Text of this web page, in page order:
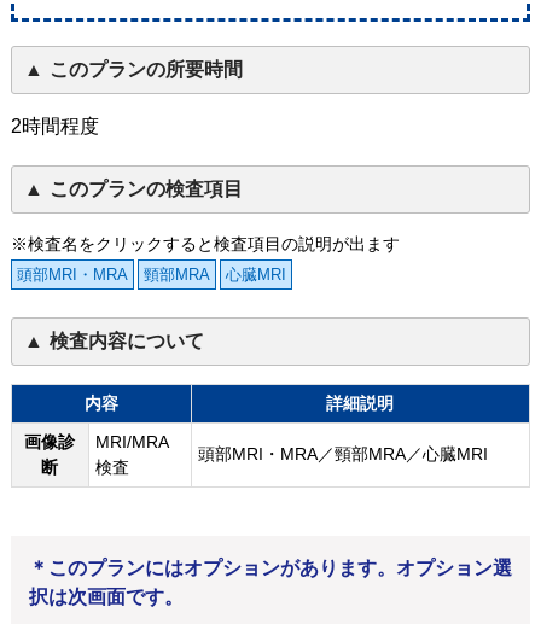
このプランの所要時間
2時間程度
このプランの検査項目
※検査名をクリックすると検査項目の説明が出ます
頭部MRI・MRA 頸部MRA 心臓MRI
検査内容について
内容
詳細説明
画像診
断
MRI/MRA
検査
頭部MRI・MRA／頸部MRA／心臓MRI
＊このプランにはオプションがあります。オプション選
択は次画面です。